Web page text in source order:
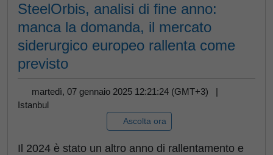
SteelOrbis, analisi di fine anno:
manca la domanda, il mercato
siderurgico europeo rallenta come
previsto
martedì, 07 gennaio 2025 12:21:24 (GMT+3) |
Istanbul
Ascolta ora
Il 2024 è stato un altro anno di rallentamento e